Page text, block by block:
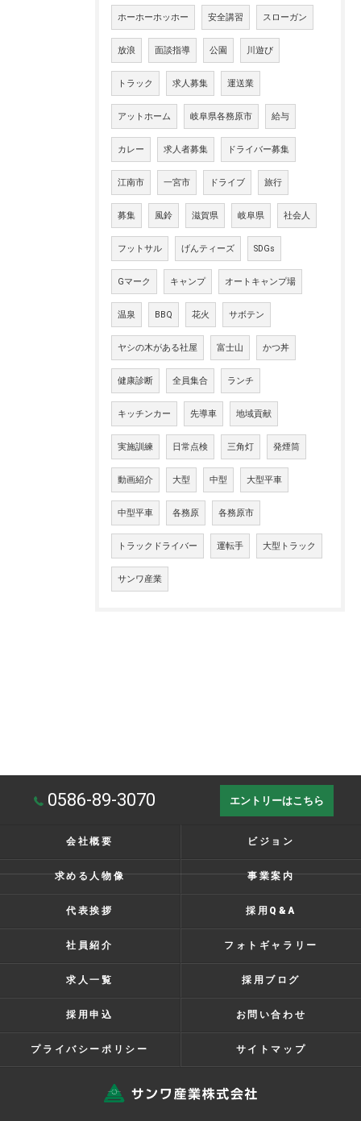
ホーホーホッホー 安全講習 スローガン
放浪 面談指導 公園 川遊び
トラック 求人募集 運送業
アットホーム 岐阜県各務原市 給与
カレー 求人者募集 ドライバー募集
江南市 一宮市 ドライブ 旅行
募集 風鈴 滋賀県 岐阜県 社会人
フットサル げんティーズ SDGs
Gマーク キャンプ オートキャンプ場
温泉 BBQ 花火 サボテン
ヤシの木がある社屋 富士山 かつ丼
健康診断 全員集合 ランチ
キッチンカー 先導車 地域貢献
実施訓練 日常点検 三角灯 発煙筒
動画紹介 大型 中型 大型平車
中型平車 各務原 各務原市
トラックドライバー 運転手 大型トラック
サンワ産業
0586-89-3070 エントリーはこちら
会社概要 ビジョン
求める人物像 事業案内
代表挨拶 採用Q&A
社員紹介 フォトギャラリー
求人一覧 採用ブログ
採用申込 お問い合わせ
プライバシーポリシー サイトマップ